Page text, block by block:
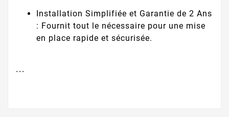
Installation Simplifiée et Garantie de 2 Ans
: Fournit tout le nécessaire pour une mise
en place rapide et sécurisée.
```